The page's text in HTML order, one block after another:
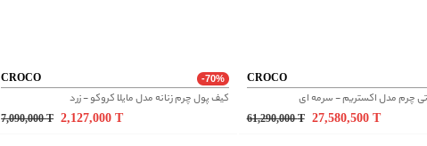
CROCO -70%
کیف پول چرم زنانه مدل مایلا کروکو - زرد
7,090,000T 2,127,000T
CROCO
چرم مدل اکستریم - سرمه ای
61,290,000T 27,580,500 T